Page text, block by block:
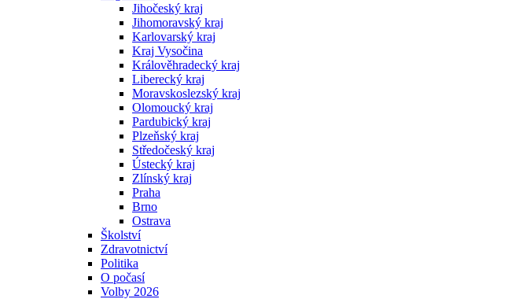
Jihočeský kraj
Jihomoravský kraj
Karlovarský kraj
Kraj Vysočina
Králověhradecký kraj
Liberecký kraj
Moravskoslezský kraj
Olomoucký kraj
Pardubický kraj
Plzeňský kraj
Středočeský kraj
Ústecký kraj
Zlínský kraj
Praha
Brno
Ostrava
Školství
Zdravotnictví
Politika
O počasí
Volby 2026